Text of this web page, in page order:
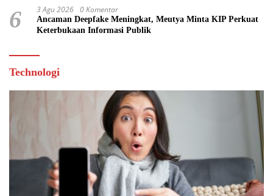
6 3 Agu 2026 0 Komentar
Ancaman Deepfake Meningkat, Meutya Minta KIP Perkuat
Keterbukaan Informasi Publik
Technologi